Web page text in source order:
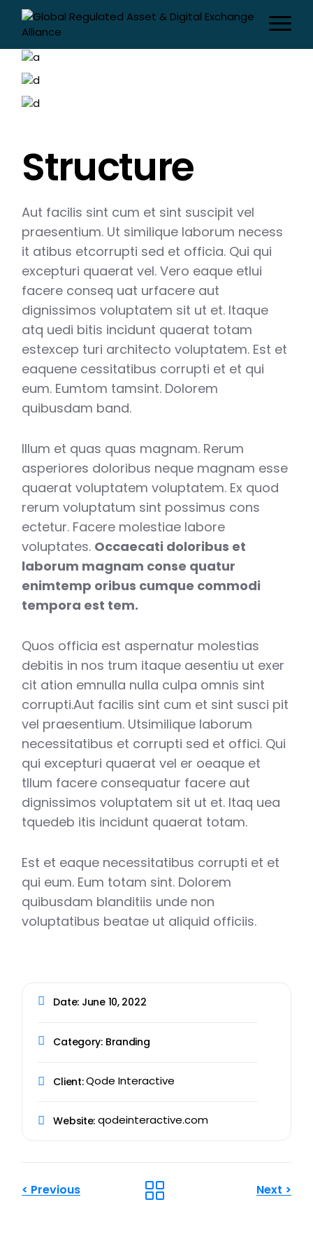
Structure
Aut facilis sint cum et sint suscipit vel
praesentium. Ut similique laborum necess
it atibus etcorrupti sed et officia. Qui qui
excepturi quaerat vel. Vero eaque etlui
facere conseq uat urfacere aut
dignissimos voluptatem sit ut et. Itaque
atq uedi bitis incidunt quaerat totam
estexcep turi architecto voluptatem. Est et
eaquene cessitatibus corrupti et et qui
eum. Eumtom tamsint. Dolorem
quibusdam band.
Illum et quas quas magnam. Rerum
asperiores doloribus neque magnam esse
quaerat voluptatem voluptatem. Ex quod
rerum voluptatum sint possimus cons
ectetur. Facere molestiae labore
voluptates. Occaecati doloribus et
laborum magnam conse quatur
enimtemp oribus cumque commodi
tempora est tem.
Quos officia est aspernatur molestias
debitis in nos trum itaque aesentiu ut exer
cit ation emnulla nulla culpa omnis sint
corrupti.Aut facilis sint cum et sint susci pit
vel praesentium. Utsimilique laborum
necessitatibus et corrupti sed et offici. Qui
qui excepturi quaerat vel er oeaque et
tllum facere consequatur facere aut
dignissimos voluptatem sit ut et. Itaq uea
tquedeb itis incidunt quaerat totam.
Est et eaque necessitatibus corrupti et et
qui eum. Eum totam sint. Dolorem
quibusdam blanditiis unde non
voluptatibus beatae ut aliquid officiis.
Date: June 10, 2022
Category: Branding
Client: Qode Interactive
Website: qodeinteractive.com
< Previous >
Next